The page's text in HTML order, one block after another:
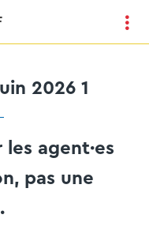
2026 1
agent·es
pas une